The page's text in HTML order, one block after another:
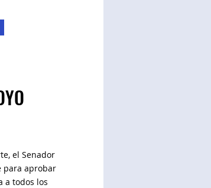
el Senador
para aprobar
a todos los